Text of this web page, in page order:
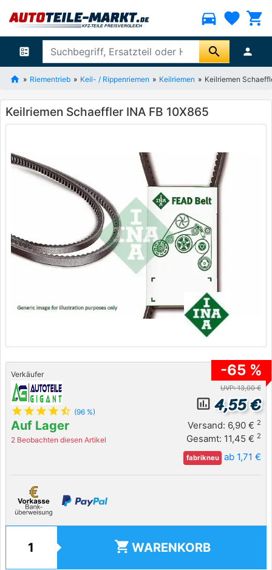
directions_car favorite shopping_cart
ballot search person
Riementrieb Keil- / Rippenriemen Keilriemen Keilriemen
Keilriemen Schaeffler INA FB 10X865
Verkäufer
star star star star star_half (96 %)
Auf Lager
2 Beobachten diesen Artikel
-65 %
UVP: 13,00 €
insert_chart_outlined 4,55 €
Versand: 6,90 € 2
Gesamt: 11,45 € 2
fabrikneu ab 1,71 €
shopping_cart WARENKORB